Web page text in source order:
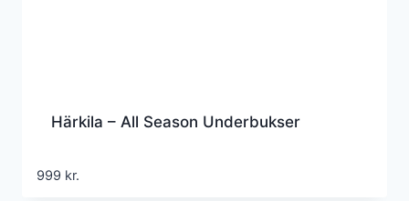
Härkila – All Season Underbukser
999 kr.